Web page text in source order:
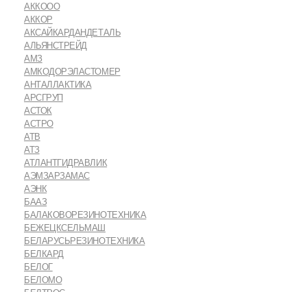
АККООО
АККОР
АКСАЙКАРДАНДЕТАЛЬ
АЛЬЯНСТРЕЙД
АМЗ
АМКОДОРЭЛАСТОМЕР
АНТАЛЛАКТИКА
АРСГРУП
АСТОК
АСТРО
АТВ
АТЗ
АТЛАНТГИДРАВЛИК
АЭМЗАРЗАМАС
АЭНК
БААЗ
БАЛАКОВОРЕЗИНОТЕХНИКА
БЕЖЕЦКСЕЛЬМАШ
БЕЛАРУСЬРЕЗИНОТЕХНИКА
БЕЛКАРД
БЕЛОГ
БЕЛОМО